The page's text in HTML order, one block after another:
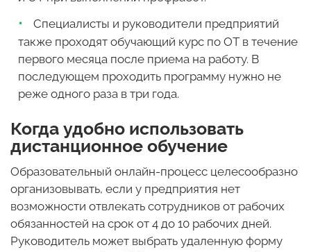
Специалисты и руководители предприятий
также проходят обучающий курс по ОТ в течение
первого месяца после приема на работу. В
последующем проходить программу нужно не
реже одного раза в три года.
Когда удобно использовать
дистанционное обучение
Образовательный онлайн-процесс целесообразно
организовывать, если у предприятия нет
возможности отвлекать сотрудников от рабочих
обязанностей на срок от 4 до 10 рабочих дней.
Руководитель может выбрать удаленную форму